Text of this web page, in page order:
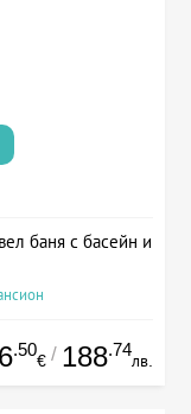
баня с басейн и
.50
€ / 188.74
лв.